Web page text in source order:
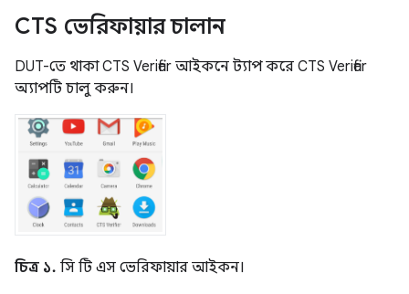
CTS ভেরিফায়ার চালান
DUT-তে থাকা CTS Verifier আইকনে ট্যাপ করে CTS Verifier
অ্যাপটি চালু করুন।
চিত্র ১. সি টি এস ভেরিফায়ার আইকন।